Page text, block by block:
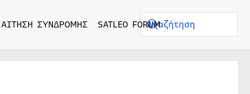
ΑΙΤΗΣΗ ΣΥΝΔΡΟΜΗΣ SATLEO FORUM